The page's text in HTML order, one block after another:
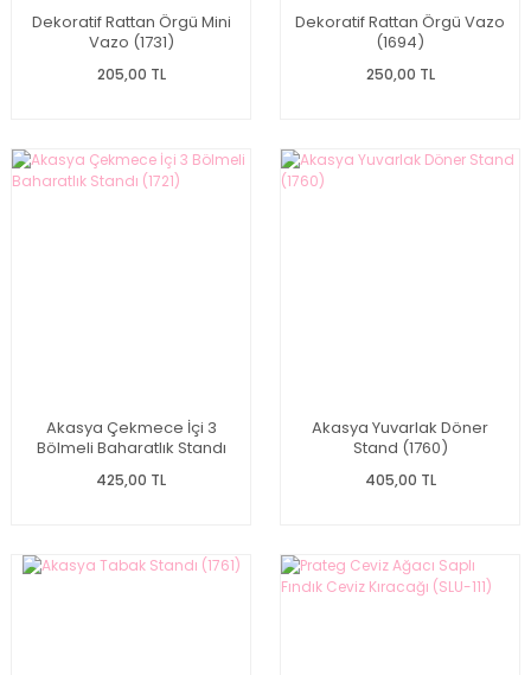
Dekoratif Rattan Örgü Mini
Vazo (1731)
205,00 TL
Dekoratif Rattan Örgü Vazo
(1694)
250,00 TL
Akasya Çekmece İçi 3
Bölmeli Baharatlık Standı
425,00 TL
Akasya Yuvarlak Döner
Stand (1760)
405,00 TL